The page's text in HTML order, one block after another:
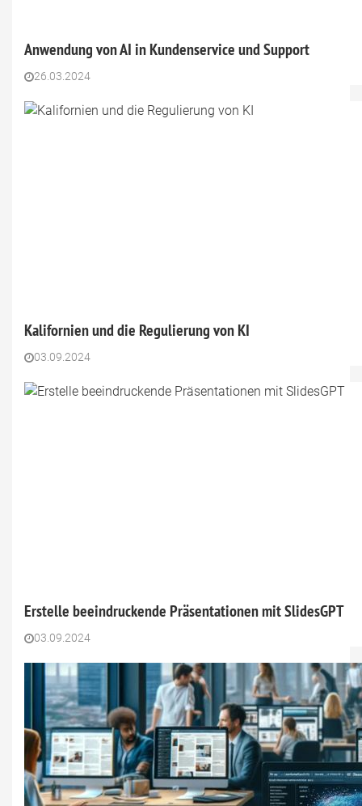
Anwendung von AI in Kundenservice und Support
26.03.2024
Kalifornien und die Regulierung von KI
03.09.2024
Erstelle beeindruckende Präsentationen mit SlidesGPT
03.09.2024